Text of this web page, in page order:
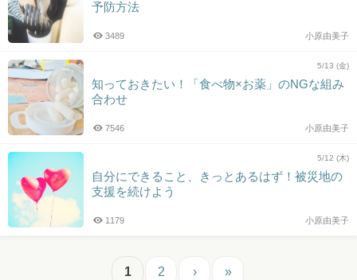
予防方法
小原由美子
3489
5/13 (金)
知っておきたい！「食べ物×お薬」のNGな組み
合わせ
小原由美子
7546
5/12 (木)
自分にできること、きっとあるはず！被災地の
支援を続けよう
小原由美子
1179
1 2 › »